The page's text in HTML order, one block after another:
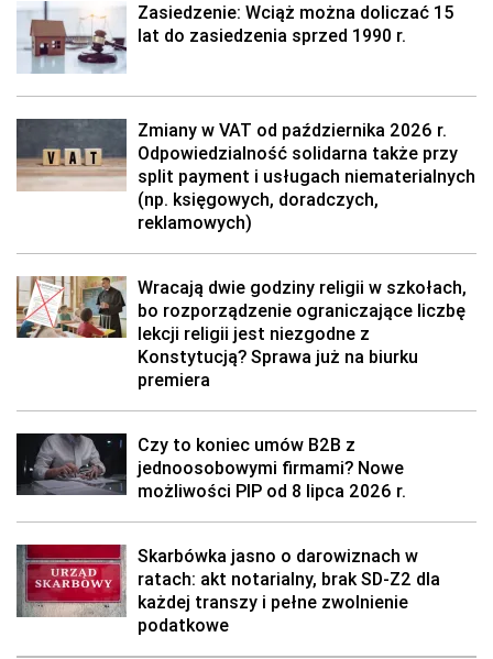
Zasiedzenie: Wciąż można doliczać 15
lat do zasiedzenia sprzed 1990 r.
Zmiany w VAT od października 2026 r.
Odpowiedzialność solidarna także przy
split payment i usługach niematerialnych
(np. księgowych, doradczych,
reklamowych)
Wracają dwie godziny religii w szkołach,
bo rozporządzenie ograniczające liczbę
lekcji religii jest niezgodne z
Konstytucją? Sprawa już na biurku
premiera
Czy to koniec umów B2B z
jednoosobowymi firmami? Nowe
możliwości PIP od 8 lipca 2026 r.
Skarbówka jasno o darowiznach w
ratach: akt notarialny, brak SD-Z2 dla
każdej transzy i pełne zwolnienie
podatkowe